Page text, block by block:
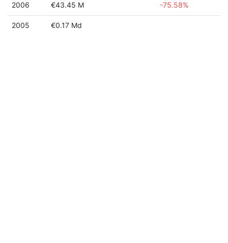
2006 €43.45 M -75.58%
2005 €0.17 Md